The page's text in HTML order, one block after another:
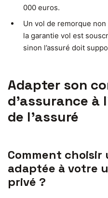
000 euros.
Un vol de remorque
la garantie vol est
sinon l’assuré doit
Adapter son
d’assurance à
de l’assuré
Comment
adaptée à votre
privé ?